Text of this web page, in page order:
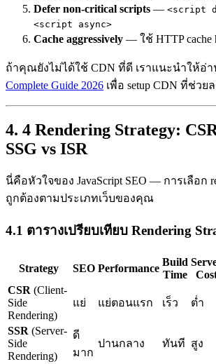
Defer non-critical scripts — <script
<script async>
Cache aggressively — ใช้ HTTP cache
ถ้าคุณยังไม่ได้ใช้ CDN ที่ดี เราแนะนำให้อ่
Complete Guide 2026 เพื่อ setup CDN ที่ช่วยล
4. 4 Rendering Strategy:
SSG vs ISR
นี่คือหัวใจของ JavaScript SEO — การเลือก
ถูกต้องตามประเภทเว็บของคุณ
4.1 ตารางเปรียบเทียบ Rendering
Strategy SEO Performance
Build
Time
CSR (Client-
Side
Rendering)
แย่ แย่ตอนแรก เร็ว ต่ำ
SSR (Server-
Side
Rendering)
ดี
มาก
ปานกลาง ทันที สูง